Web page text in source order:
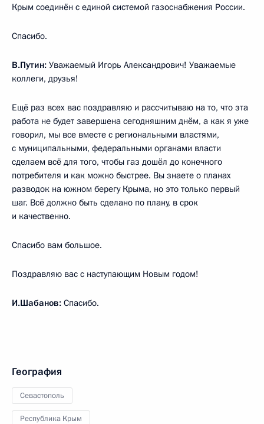
Крым соединён с единой системой газоснабжения России.
Спасибо.
В.Путин: Уважаемый Игорь Александрович! Уважаемые
коллеги, друзья!
Ещё раз всех вас поздравляю и рассчитываю на то, что эта
работа не будет завершена сегодняшним днём, а как я уже
говорил, мы все вместе с региональными властями,
с муниципальными, федеральными органами власти
сделаем всё для того, чтобы газ дошёл до конечного
потребителя и как можно быстрее. Вы знаете о планах
разводок на южном берегу Крыма, но это только первый
шаг. Всё должно быть сделано по плану, в срок
и качественно.
Спасибо вам большое.
Поздравляю вас с наступающим Новым годом!
И.Шабанов: Спасибо.
География
Севастополь
Республика Крым